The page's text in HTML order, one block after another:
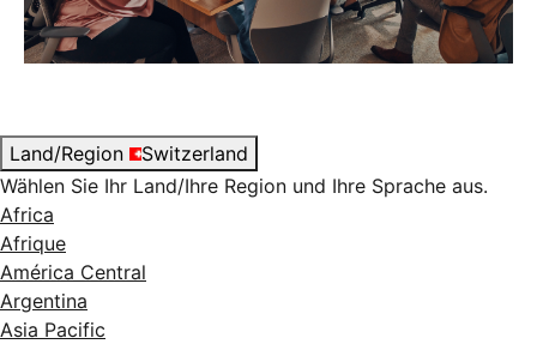
Land/Region
Switzerland
Wählen Sie Ihr Land/Ihre Region und Ihre Sprache aus.
Africa
Afrique
América Central
Argentina
Asia Pacific